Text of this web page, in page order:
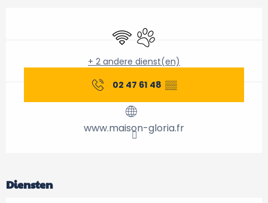
Wifi Dieren toegelaten
+ 2 andere dienst(en)
02 47 61 48 ▒▒
www.maison-gloria.fr
Diensten